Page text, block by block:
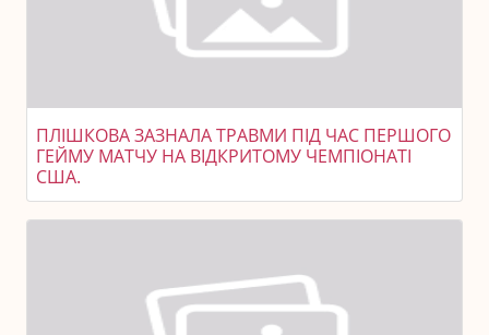
ПЛІШКОВА ЗАЗНАЛА ТРАВМИ ПІД ЧАС ПЕРШОГО
ГЕЙМУ МАТЧУ НА ВІДКРИТОМУ ЧЕМПІОНАТІ
США.